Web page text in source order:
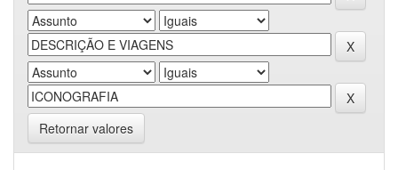
Retornar valores